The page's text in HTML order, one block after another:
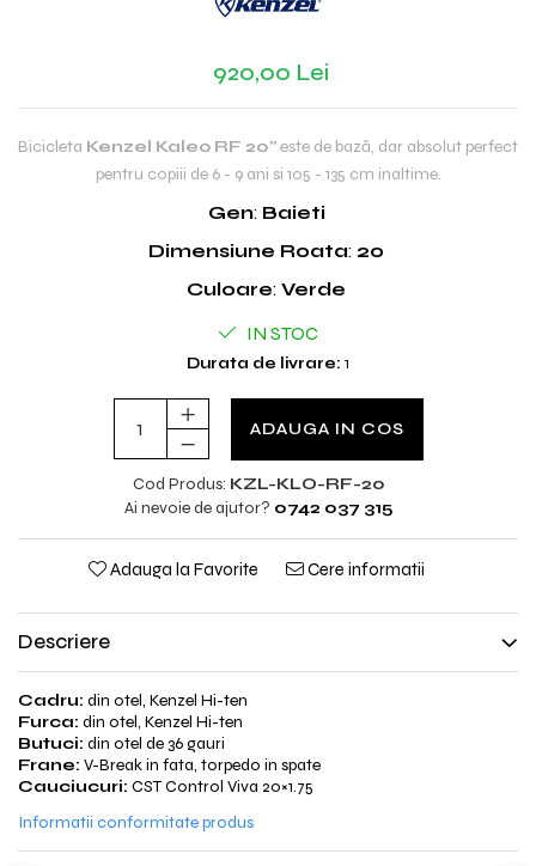
920,00 Lei
Bicicleta Kenzel Kaleo RF 20"este de bază, dar absolut perfect
pentru copiii de 6 - 9 ani si 105 - 135 cm inaltime.
Gen: Baieti
Dimensiune Roata: 20
Culoare: Verde
IN STOC
Durata de livrare: 1
ADAUGA IN COS
Cod Produs: KZL-KLO-RF-20
Ai nevoie de ajutor? 0742 037 315
Adauga la Favorite Cere informatii
Descriere
Cadru: din otel, Kenzel Hi-ten
Furca: din otel, Kenzel Hi-ten
Butuci: din otel de 36 gauri
Frane: V-Break in fata, torpedo in spate
Cauciucuri: CST Control Viva 20×1.75
Informatii conformitate produs